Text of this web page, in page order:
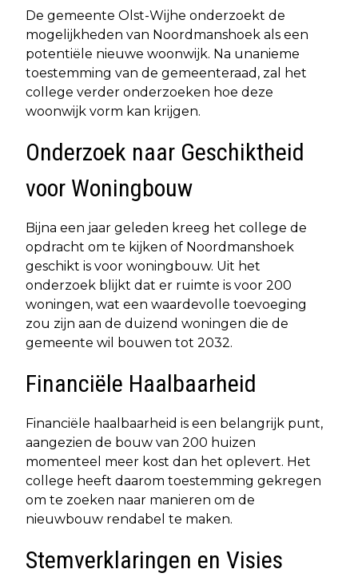
De gemeente Olst-Wijhe onderzoekt de
mogelijkheden van Noordmanshoek als een
potentiële nieuwe woonwijk. Na unanieme
toestemming van de gemeenteraad, zal het
college verder onderzoeken hoe deze
woonwijk vorm kan krijgen.
Onderzoek naar Geschiktheid
voor Woningbouw
Bijna een jaar geleden kreeg het college de
opdracht om te kijken of Noordmanshoek
geschikt is voor woningbouw. Uit het
onderzoek blijkt dat er ruimte is voor 200
woningen, wat een waardevolle toevoeging
zou zijn aan de duizend woningen die de
gemeente wil bouwen tot 2032.
Financiële Haalbaarheid
Financiële haalbaarheid is een belangrijk punt,
aangezien de bouw van 200 huizen
momenteel meer kost dan het oplevert. Het
college heeft daarom toestemming gekregen
om te zoeken naar manieren om de
nieuwbouw rendabel te maken.
Stemverklaringen en Visies